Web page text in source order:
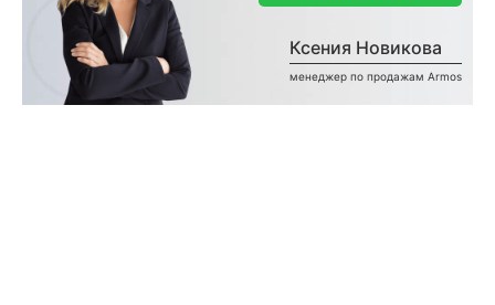
Ксения Новикова
менеджер по продажам Armos